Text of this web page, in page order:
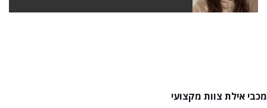
מכבי אילת צוות מקצועי